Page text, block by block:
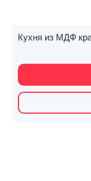
Кухня из МДФ